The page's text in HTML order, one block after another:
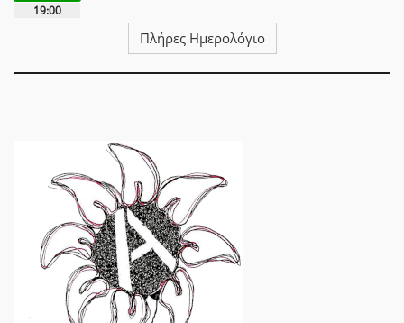
19:00
Πλήρες Ημερολόγιο